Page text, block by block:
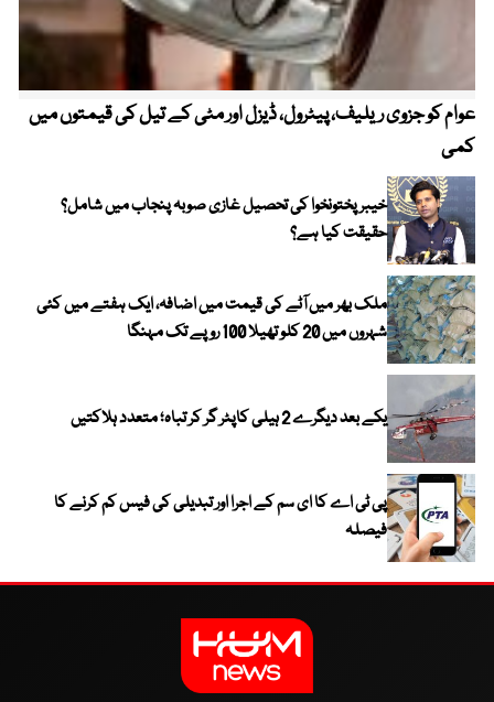
عوام کو جزوی ریلیف، پیٹرول، ڈیزل اور مٹی کے تیل کی قیمتوں میں
کمی
خیبر پختونخوا کی تحصیل غازی صوبہ پنجاب میں شامل؟
حقیقت کیا ہے؟
ملک بھر میں آٹے کی قیمت میں اضافہ، ایک ہفتے میں کئی
شہروں میں 20 کلو تھیلا 100 روپے تک مہنگا
یکے بعد دیگرے 2 ہیلی کاپٹر گر کر تباہ؛ متعدد ہلاکتیں
پی ٹی اے کا ای سم کے اجرا اور تبدیلی کی فیس کم کرنے کا
فیصلہ